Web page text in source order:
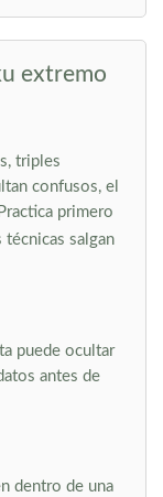
extremo
triples
confusos, el
primero
técnicas salgan
puede ocultar
antes de
dentro de una